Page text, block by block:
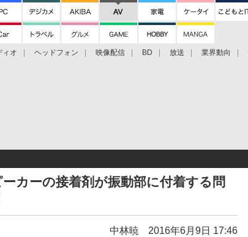
ィオ ヘッドフォン 映像配信 BD 放送 業界動向
カーの接着剤が振動部に付着する問
中林暁 2016年6月9日 17:46